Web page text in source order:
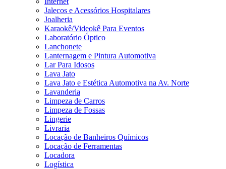
Jalecos e Acessórios Hospitalares
Joalheria
Karaokê/Videokê Para Eventos
Laboratório Óptico
Lanchonete
Lanternagem e Pintura Automotiva
Lar Para Idosos
Lava Jato
Lava Jato e Estética Automotiva na Av. Norte
Lavanderia
Limpeza de Carros
Limpeza de Fossas
Lingerie
Livraria
Locação de Banheiros Químicos
Locação de Ferramentas
Locadora
Logística